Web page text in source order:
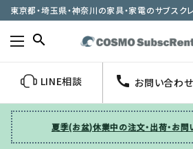
東京都・埼玉県・神奈川の家具・家電のサブスク
search
LINE相談 call お問い合わせ
夏季(お盆)休業中の注文・出荷・お問